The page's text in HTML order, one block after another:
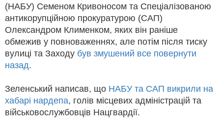
(НАБУ) Семеном Кривоносом та Спеціалізованою
антикорупційною прокуратурою (САП)
Олександром Клименком, яких він раніше
обмежив у повноваженнях, але потім після тиску
вулиці та Заходу був змушений все повернути
назад.
Зеленський написав, що НАБУ та САП викрили на
хабарі нардепа, голів місцевих адміністрацій та
військовослужбовців Нацгвардії.